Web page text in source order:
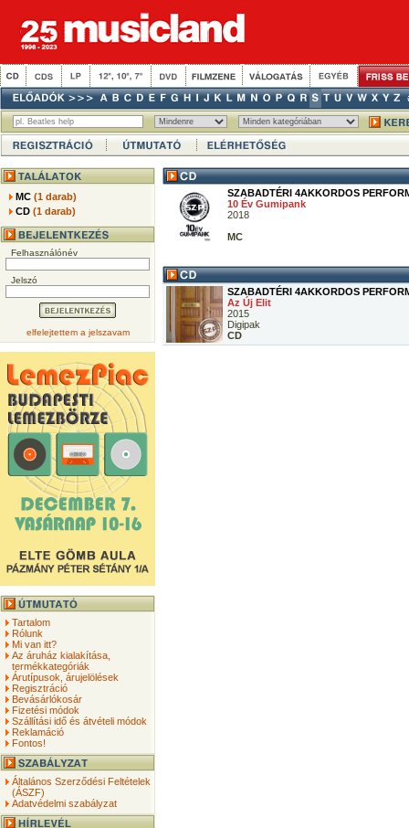
MC(1 darab)
CD(1 darab)
Felhasználónév
Jelszó
elfelejtettem a jelszavam
Tartalom
Rólunk
Mi van itt?
Az áruház kialakítása,
termékkategóriák
Árutípusok, árujelölések
Regisztráció
Bevásárlókosár
Fizetési módok
Szállítási idő és átvételi módok
Reklamáció
Fontos!
Általános Szerződési Feltételek
(ÁSZF)
Adatvédelmi szabályzat
SZABADTÉRI 4AKKORDOS
10 Év Gumipank
2018
MC
SZABADTÉRI 4AKKORDOS
Az Új Elit
2015
Digipak
CD